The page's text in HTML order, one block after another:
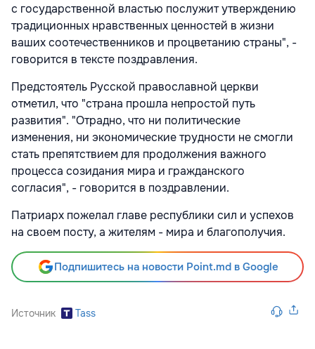
с государственной властью послужит утверждению
традиционных нравственных ценностей в жизни
ваших соотечественников и процветанию страны", -
говорится в тексте поздравления.
Предстоятель Русской православной церкви
отметил, что "страна прошла непростой путь
развития". "Отрадно, что ни политические
изменения, ни экономические трудности не смогли
стать препятствием для продолжения важного
процесса созидания мира и гражданского
согласия", - говорится в поздравлении.
Патриарх пожелал главе республики сил и успехов
на своем посту, а жителям - мира и благополучия.
Подпишитесь на новости Point.md в Google
Источник Tass